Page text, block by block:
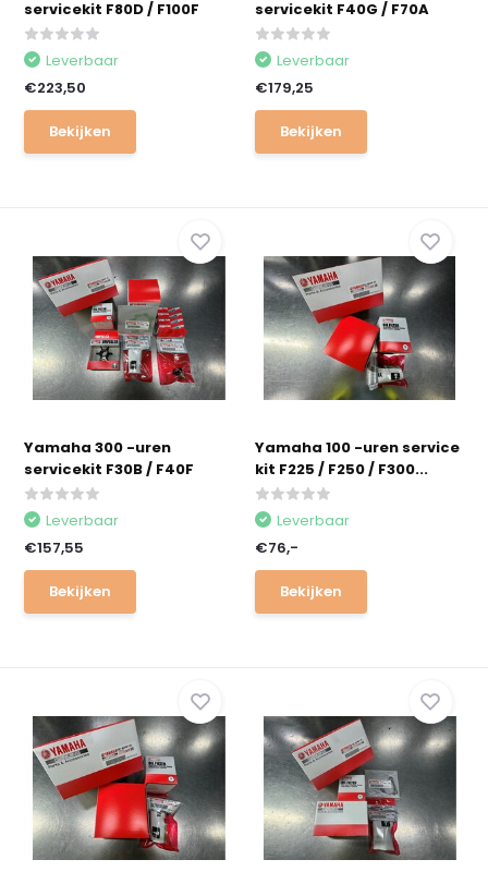
servicekit F80D / F100F
Leverbaar
€223,50
Bekijken
servicekit F40G / F70A
Leverbaar
€179,25
Bekijken
Yamaha 300 -uren
servicekit F30B / F40F
Leverbaar
€157,55
Bekijken
Yamaha 100 -uren service
kit F225 / F250 / F300...
Leverbaar
€76,-
Bekijken